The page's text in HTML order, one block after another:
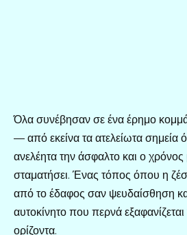
Όλα συνέβησαν σε ένα έρημο
— από εκείνα τα ατελείωτα σημεία
ανελέητα την άσφαλτο και ο χρόνος
σταματήσει. Ένας τόπος όπου η
από το έδαφος σαν ψευδαίσθηση
αυτοκίνητο που περνά
ορίζοντα.